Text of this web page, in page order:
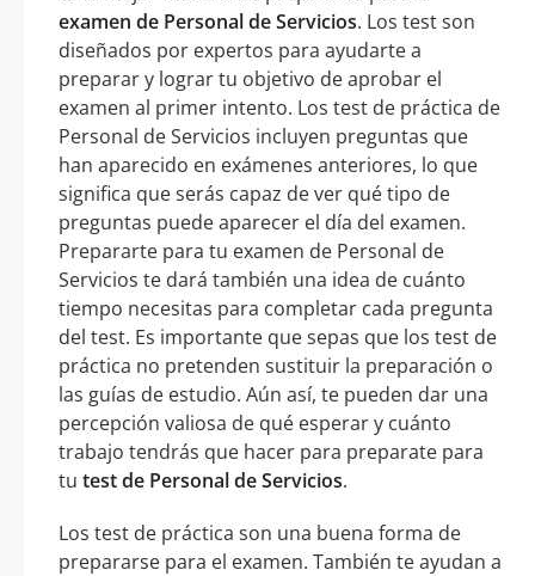
examen de Personal de Servicios. Los test son
diseñados por expertos para ayudarte a
preparar y lograr tu objetivo de aprobar el
examen al primer intento. Los test de práctica de
Personal de Servicios incluyen preguntas que
han aparecido en exámenes anteriores, lo que
significa que serás capaz de ver qué tipo de
preguntas puede aparecer el día del examen.
Prepararte para tu examen de Personal de
Servicios te dará también una idea de cuánto
tiempo necesitas para completar cada pregunta
del test. Es importante que sepas que los test de
práctica no pretenden sustituir la preparación o
las guías de estudio. Aún así, te pueden dar una
percepción valiosa de qué esperar y cuánto
trabajo tendrás que hacer para preparate para
tu test de Personal de Servicios.
Los test de práctica son una buena forma de
prepararse para el examen. También te ayudan a